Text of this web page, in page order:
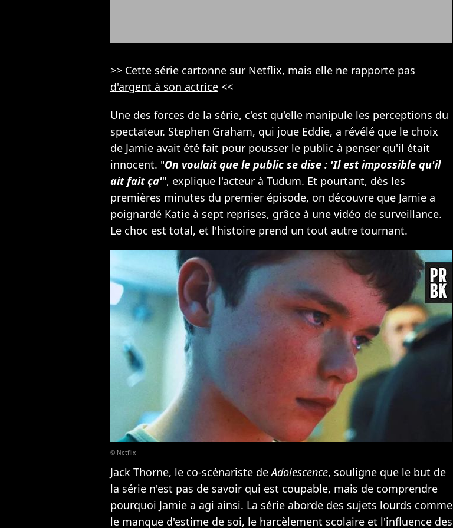
>> Cette série cartonne sur Netflix, mais elle ne rapporte pas
d'argent à son actrice <<
Une des forces de la série, c'est qu'elle manipule les perceptions du
spectateur. Stephen Graham, qui joue Eddie, a révélé que le choix
de Jamie avait été fait pour pousser le public à penser qu'il était
innocent. "On voulait que le public se dise : 'Il est impossible qu'il
ait fait ça'", explique l'acteur à Tudum. Et pourtant, dès les
premières minutes du premier épisode, on découvre que Jamie a
poignardé Katie à sept reprises, grâce à une vidéo de surveillance.
Le choc est total, et l'histoire prend un tout autre tournant.
© Netflix
Jack Thorne, le co-scénariste deAdolescence, souligne que le but de
la série n'est pas de savoir qui est coupable, mais de comprendre
pourquoi Jamie a agi ainsi. La série aborde des sujets lourds comme
le manque d'estime de soi, le harcèlement scolaire et l'influence des